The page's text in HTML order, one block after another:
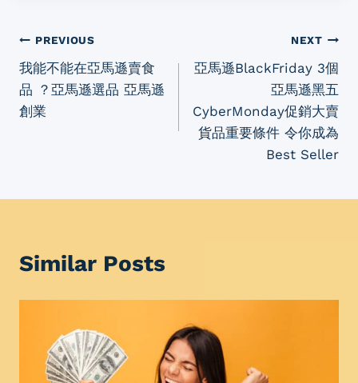
PREVIOUS
我能不能在亞馬遜賣食
品 ？亞馬遜選品 亞馬遜
創業
NEXT
亞馬遜BlackFriday 3個
亞馬遜黑五
CyberMonday促銷大賣
貨品重要條件 令你成為
Best Seller
Similar Posts